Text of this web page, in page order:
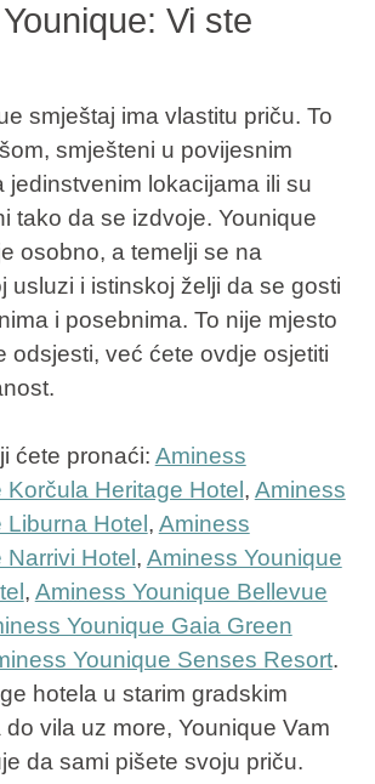
Vi ste
smještaj ima vlastitu priču. To
smješteni u povijesnim
jedinstvenim lokacijama ili su
tako da se izdvoje. Younique
osobno, a temelji se na
usluzi i istinskoj želji da se gosti
i posebnima. To nije mjesto
odsjesti, već ćete ovdje osjetiti
ćete pronaći: Aminess
Korčula Heritage Hotel , Aminess
Liburna Hotel , Aminess
Hotel , Aminess Younique
, Aminess Younique Bellevue
Younique Gaia Green
Younique Senses Resort.
hotela u starim gradskim
do vila uz more, Younique Vam
da sami pišete svoju priču.